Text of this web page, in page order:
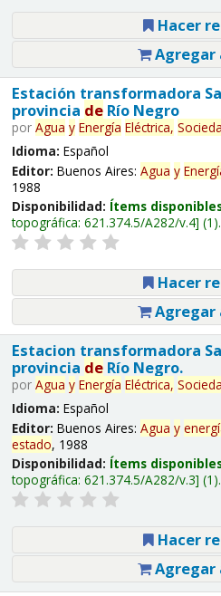
Hacer
Agregar
Estación transformadora
provincia deRío Negro
por Agua y Energía Eléctrica,
Idioma: Español
Editor: Buenos Aires: Agua y
1988
Disponibilidad: Ítems
topográfica: 621.374.5/A282/v.4 (1).
Hacer
Agregar
Estacion transformadora
provincia deRío Negro.
por Agua y Energía Eléctrica,
Idioma: Español
Editor: Buenos Aires: Agua y
estado, 1988
Disponibilidad: Ítems
topográfica: 621.374.5/A282/v.3 (1).
Hacer
Agregar